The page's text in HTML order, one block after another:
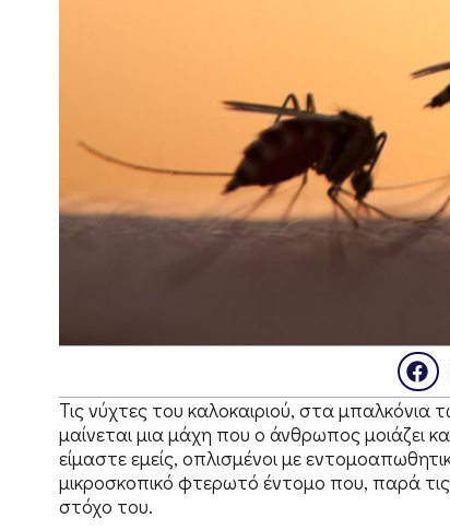
Τις νύχτες του καλοκαιριού, στα μπαλκόνια
μαίνεται μια μάχη που ο άνθρωπος μοιάζει
είμαστε εμείς, οπλισμένοι με
μικροσκοπικό φτερωτό έντομο που, παρά
στόχο του.